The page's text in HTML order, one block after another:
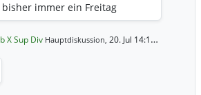
immer ein Freitag
noch jemand ähnlich
X Sup Div Hauptdiskussion, 20. Jul 14:18 Uhr